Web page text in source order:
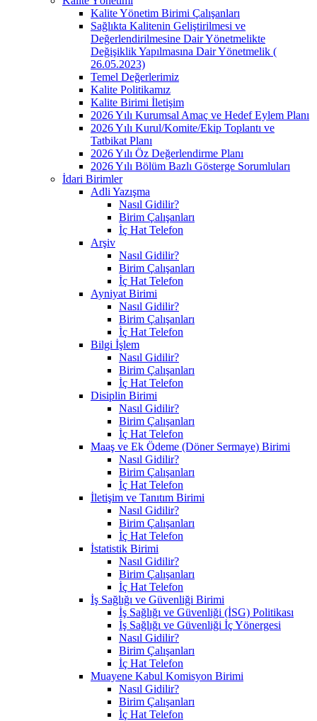
Kalite Yönetim Birimi Çalışanları
Sağlıkta Kalitenin Geliştirilmesi ve
Değerlendirilmesine Dair Yönetmelikte
Değişiklik Yapılmasına Dair Yönetmelik (
26.05.2023)
Temel Değerlerimiz
Kalite Politikamız
Kalite Birimi İletişim
2026 Yılı Kurumsal Amaç ve Hedef Eylem Planı
2026 Yılı Kurul/Komite/Ekip Toplantı ve
Tatbikat Planı
2026 Yılı Öz Değerlendirme Planı
2026 Yılı Bölüm Bazlı Gösterge Sorumluları
İdari Birimler
Adli Yazışma
Nasıl Gidilir?
Birim Çalışanları
İç Hat Telefon
Arşiv
Nasıl Gidilir?
Birim Çalışanları
İç Hat Telefon
Ayniyat Birimi
Nasıl Gidilir?
Birim Çalışanları
İç Hat Telefon
Bilgi İşlem
Nasıl Gidilir?
Birim Çalışanları
İç Hat Telefon
Disiplin Birimi
Nasıl Gidilir?
Birim Çalışanları
İç Hat Telefon
Maaş ve Ek Ödeme (Döner Sermaye) Birimi
Nasıl Gidilir?
Birim Çalışanları
İç Hat Telefon
İletişim ve Tanıtım Birimi
Nasıl Gidilir?
Birim Çalışanları
İç Hat Telefon
İstatistik Birimi
Nasıl Gidilir?
Birim Çalışanları
İç Hat Telefon
İş Sağlığı ve Güvenliği Birimi
İş Sağlığı ve Güvenliği (İSG) Politikası
İş Sağlığı ve Güvenliği İç Yönergesi
Nasıl Gidilir?
Birim Çalışanları
İç Hat Telefon
Muayene Kabul Komisyon Birimi
Nasıl Gidilir?
Birim Çalışanları
İç Hat Telefon